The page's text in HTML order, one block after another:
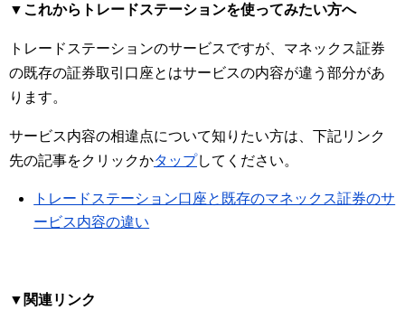
▼これからトレードステーションを使ってみたい方へ
トレードステーションのサービスですが、マネックス証券
の既存の証券取引口座とはサービスの内容が違う部分があ
ります。
サービス内容の相違点について知りたい方は、下記リンク
先の記事をクリックかタップしてください。
トレードステーション口座と既存のマネックス証券のサ
ービス内容の違い
▼関連リンク